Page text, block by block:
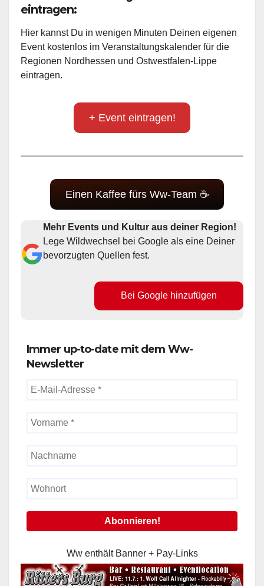
eintragen:
Hier kannst Du in wenigen Minuten Deinen eigenen
Event kostenlos im Veranstaltungskalender für die
Regionen Nordhessen und Ostwestfalen-Lippe
eintragen.
+ Event eintragen!
Einen Kaffee fürs Ww-Team ☕
Mehr Events und Kultur aus deiner Region!
Lege Wildwechsel bei Google als eine Deiner
bevorzugten Quellen fest.
Bei Google hinzufügen
Immer up-to-date mit dem Ww-
Newsletter
Ww enthält Banner + Pay-Links